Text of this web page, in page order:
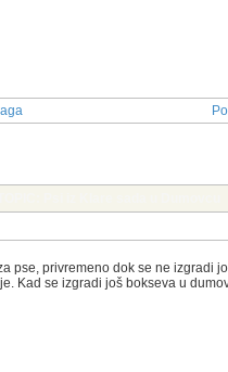
pse, privremeno dok se ne izgradi
Kad se izgradi još bokseva u